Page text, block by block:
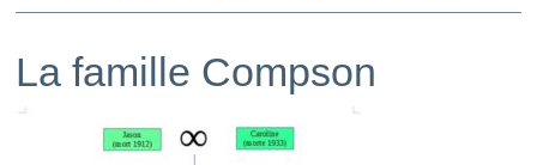
La famille Compson